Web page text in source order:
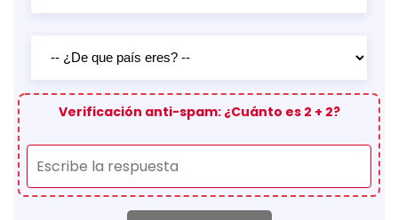
Verificación anti-spam: ¿Cuánto es 2 + 2?